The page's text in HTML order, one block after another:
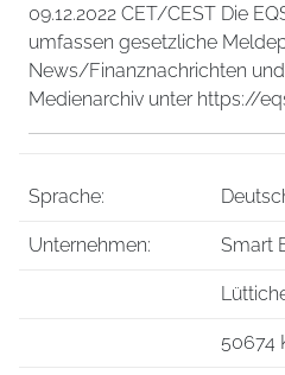
09.12.2022 CET/CEST Die
umfassen gesetzliche
News/Finanznachrichten
Medienarchiv unter https://
Sprache:
Unternehmen: Smart
50674